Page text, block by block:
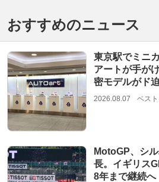
おすすめのニュース
東京駅でミニ
アートが手が
密モデルがド
2026.08.07 ベス
MotoGP、シ
長。イギリス
8年まで継続へ